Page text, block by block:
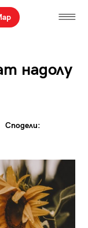
надолу
Сподели: